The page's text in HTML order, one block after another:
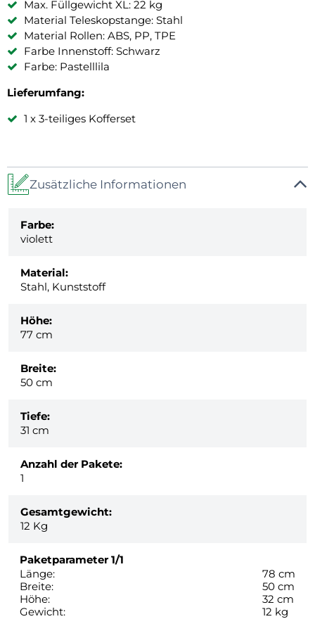
Max. Füllgewicht XL: 22 kg
Material Teleskopstange: Stahl
Material Rollen: ABS, PP, TPE
Farbe Innenstoff: Schwarz
Farbe: Pastelllila
Lieferumfang:
1 x 3-teiliges Kofferset
Zusätzliche Informationen
Farbe:
violett
Material:
Stahl, Kunststoff
Höhe:
77 cm
Breite:
50 cm
Tiefe:
31 cm
Anzahl der Pakete:
1
Gesamtgewicht:
12 Kg
Paketparameter1/1
Länge:
78 cm
Breite:
50 cm
Höhe:
32 cm
Gewicht:
12 kg